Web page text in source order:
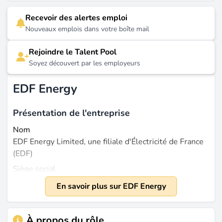
EDF Energy
Présentation de l'entreprise
Nom
EDF Energy Limited, une filiale d'Électricité de France
(EDF)
Siège social
Londres, Royaume-Uni
2002
En savoir plus sur EDF Energy
Recevoir des alertes emploi
Nouveaux emplois dans votre boîte mail
Rejoindre le Talent Pool
Soyez découvert par les employeurs